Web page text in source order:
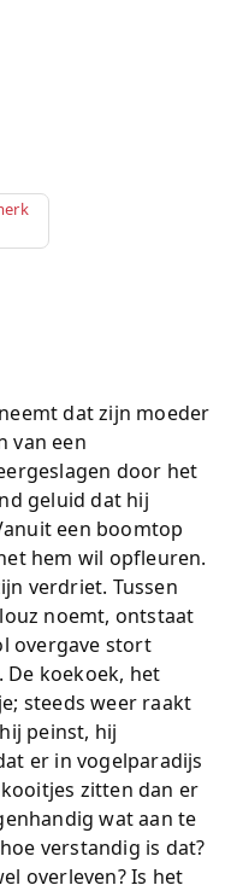
dat zijn moeder
van een
door het
geluid dat hij
een boomtop
hem wil opfleuren.
verdriet. Tussen
noemt, ontstaat
overgave stort
De koekoek, het
steeds weer raakt
peinst, hij
er in vogelparadijs
zitten dan er
wat aan te
verstandig is dat?
overleven? Is het